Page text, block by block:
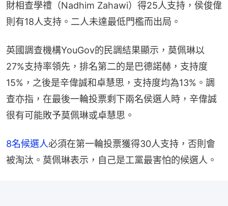
財相查學禮（Nadhim Zahawi）得25人支持，侯俊偉
則有18人支持。二人未達最低門檻而出局。
英國調查機構YouGov的民調結果顯示，莫佩琳以
27%支持率領先，排名第二的是巴德諾赫，支持度
15%，之後是辛偉誠和卓慧思，支持度均為13%。調
查亦指，在最後一輪投票剩下兩名侯選人時，辛偉誠
很有可能敗予莫佩琳或卓慧思。
8名候選人必須在第一輪投票獲得30人支持，否則會
被淘汰。莫佩琳表示，自己是工黨最害怕的候選人。